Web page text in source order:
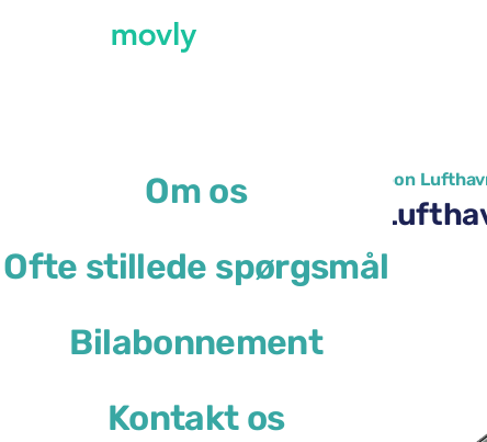
Om os
Ofte stillede spørgsmål
Bilabonnement
Kontakt os
←Alle tilgængelige biler i Lissabon
Billeje i Lissabon
eller lignende